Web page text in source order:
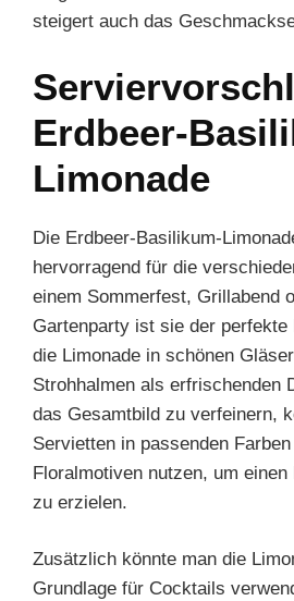
steigert auch das
Erdbeer-
Limonade
Die Erdbeer-Basilikum-
hervorragend für die
einem Sommerfest, Grillabend
Gartenparty ist sie der
die Limonade in schönen
Strohhalmen als erfrischenden
das Gesamtbild zu verfeinern,
Servietten in passenden
Floralmotiven nutzen, um
zu erzielen.
Zusätzlich könnte man die
Grundlage für Cocktails